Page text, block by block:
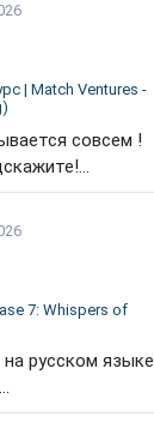
| Match Ventures -
совсем !
7: Whispers of
русском языке